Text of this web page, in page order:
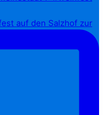
auf den Salzhof zur